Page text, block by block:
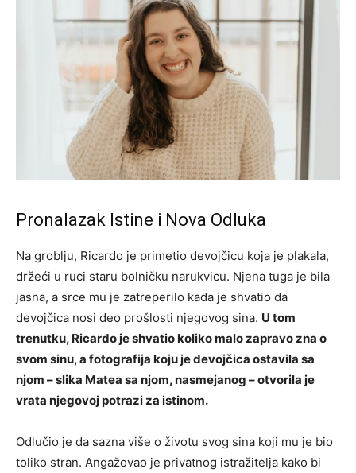
Pronalazak Istine i Nova Odluka
Na groblju, Ricardo je primetio devojčicu koja je plakala,
držeći u ruci staru bolničku narukvicu. Njena tuga je bila
jasna, a srce mu je zatreperilo kada je shvatio da
devojčica nosi deo prošlosti njegovog sina. U tom
trenutku, Ricardo je shvatio koliko malo zapravo zna o
svom sinu, a fotografija koju je devojčica ostavila sa
njom – slika Matea sa njom, nasmejanog – otvorila je
vrata njegovoj potrazi za istinom.
Odlučio je da sazna više o životu svog sina koji mu je bio
toliko stran. Angažovao je privatnog istražitelja kako bi